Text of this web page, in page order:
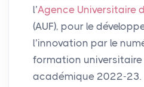
l’Agence Universitaire
(AUF), pour le
l’innovation par le
formation universitaire
académique 2022-23.